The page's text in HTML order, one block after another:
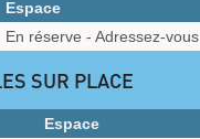
Espace
En réserve - Adressez-
SUR PLACE
Espace